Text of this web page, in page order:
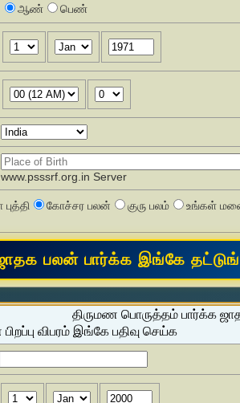
ஆண் பெண்
www.psssrf.org.in Server
புத்தி கோச்சர பலன் குரு பலம் உங்கள்
திருமண பொருத்தம் பார்க்க
விபரம் இங்கே பதிவு செய்க